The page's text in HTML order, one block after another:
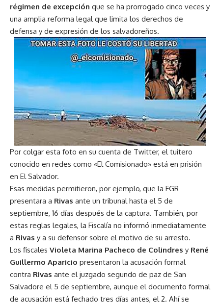
régimen de excepción que se ha prorrogado cinco veces y
una amplia reforma legal que limita los derechos de
defensa y de expresión de los salvadoreños.
Por colgar esta foto en su cuenta de Twitter, el tuitero
conocido en redes como «El Comisionado» está en prisión
en El Salvador.
Esas medidas permitieron, por ejemplo, que la FGR
presentara a Rivas ante un tribunal hasta el 5 de
septiembre, 16 días después de la captura. También, por
estas reglas legales, la Fiscalía no informó inmediatamente
a Rivas y a su defensor sobre el motivo de su arresto.
Los fiscales Violeta Marina Pacheco de Colindres y René
Guillermo Aparicio presentaron la acusación formal
contra Rivas ante el juzgado segundo de paz de San
Salvadore el 5 de septiembre, aunque el documento formal
de acusación está fechado tres días antes, el 2. Ahí se